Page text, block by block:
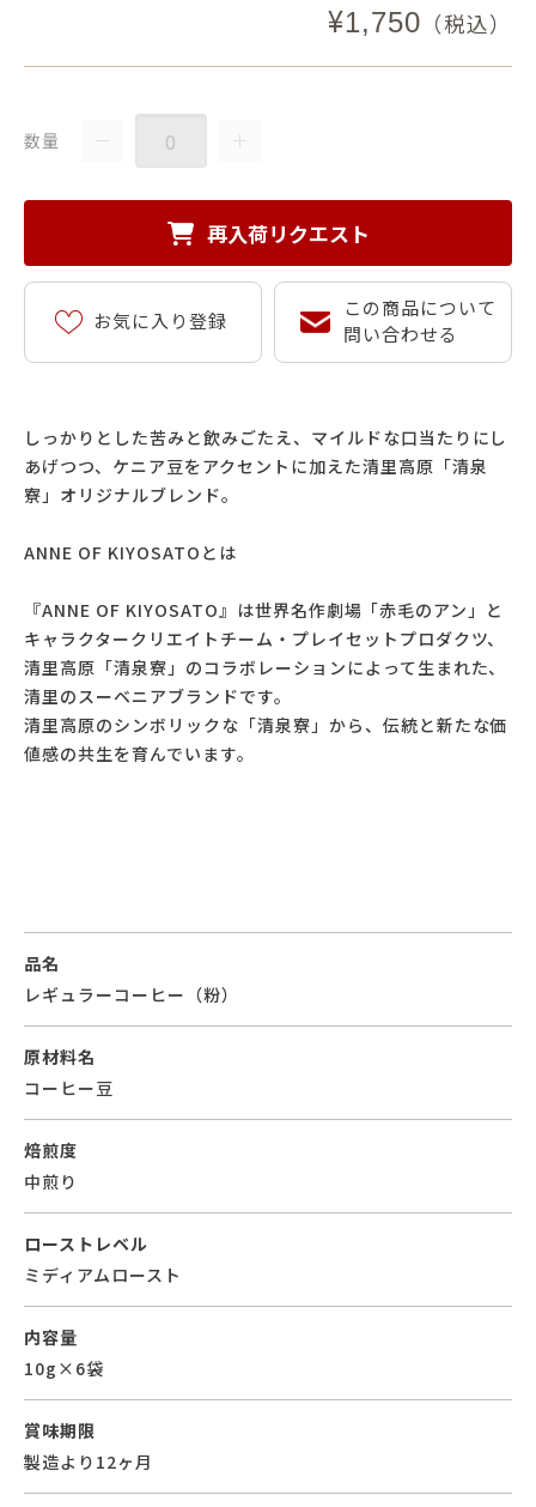
¥1,750 （税込）
数量
再入荷リクエスト
お気に入り登録
この商品について
問い合わせる
しっかりとした苦みと飲みごたえ、マイルドな口当たりにし
あげつつ、ケニア豆をアクセントに加えた清里高原「清泉
寮」オリジナルブレンド。
ANNE OF KIYOSATOとは
『ANNE OF KIYOSATO』は世界名作劇場「赤毛のアン」と
キャラクタークリエイトチーム・プレイセットプロダクツ、
清里高原「清泉寮」のコラボレーションによって生まれた、
清里のスーベニアブランドです。
清里高原のシンボリックな「清泉寮」から、伝統と新たな価
値感の共生を育んでいます。
品名
レギュラーコーヒー（粉）
原材料名
コーヒー豆
焙煎度
中煎り
ローストレベル
ミディアムロースト
内容量
10g×6袋
賞味期限
製造より12ヶ月